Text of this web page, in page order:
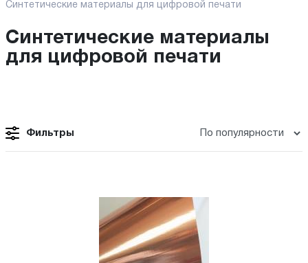
Синтетические материалы для цифровой печати
Синтетические материалы
для цифровой печати
Фильтры